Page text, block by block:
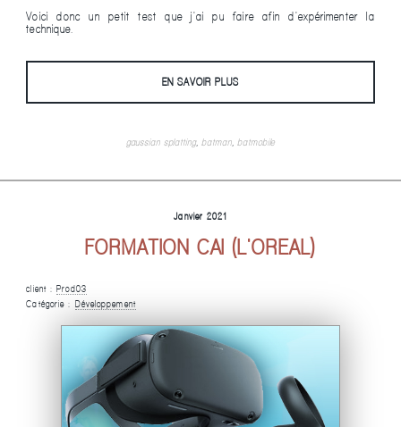
Voici donc un petit test que j'ai pu faire afin d'expérimenter la
technique.
EN SAVOIR PLUS
gaussian splatting,batman,batmobile
Janvier 2021
FORMATION CAI (L'OREAL)
client :Prod03
Catégorie : Développement